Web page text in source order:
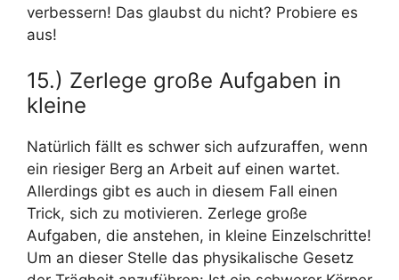
verbessern! Das glaubst du nicht? Probiere es
aus!
15.) Zerlege große Aufgaben in
kleine
Natürlich fällt es schwer sich aufzuraffen, wenn
ein riesiger Berg an Arbeit auf einen wartet.
Allerdings gibt es auch in diesem Fall einen
Trick, sich zu motivieren. Zerlege große
Aufgaben, die anstehen, in kleine Einzelschritte!
Um an dieser Stelle das physikalische Gesetz